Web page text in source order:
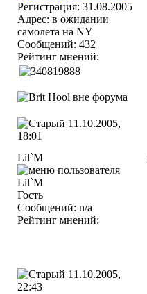
Регистрация: 31.08.2005
Адрес: в ожидании
самолета на NY
Сообщений: 432
Рейтинг мнений:
11.10.2005,
18:01
Lil`M
Гость
Сообщений: n/a
Рейтинг мнений:
11.10.2005,
22:43